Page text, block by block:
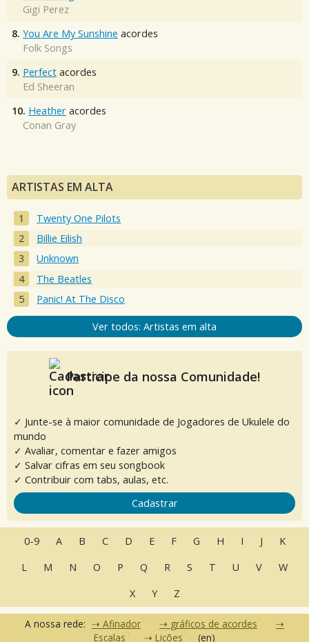
Gigi Perez
8. You Are My Sunshine acordes
Folk Songs
9. Perfect acordes
Ed Sheeran
10. Heather acordes
Conan Gray
ARTISTAS EM ALTA
Twenty One Pilots
Billie Eilish
Unknown
The Beatles
Panic! At The Disco
Ver todos: Artistas em alta
Participe da nossa Comunidade!
✓ Junte-se à maior comunidade de Jogadores de Ukulele do
mundo
✓ Avaliar, comentar e fazer amigos
✓ Salvar cifras em seu songbook
✓ Contribuir com tabs, aulas, etc.
Cadastrar
0-9 A B C D E F G H I J
K
L
M N O P Q R S T U V
W
X
Y Z
A nossa rede: Afinador
gráficos de acordes
Escalas
Lições (en)